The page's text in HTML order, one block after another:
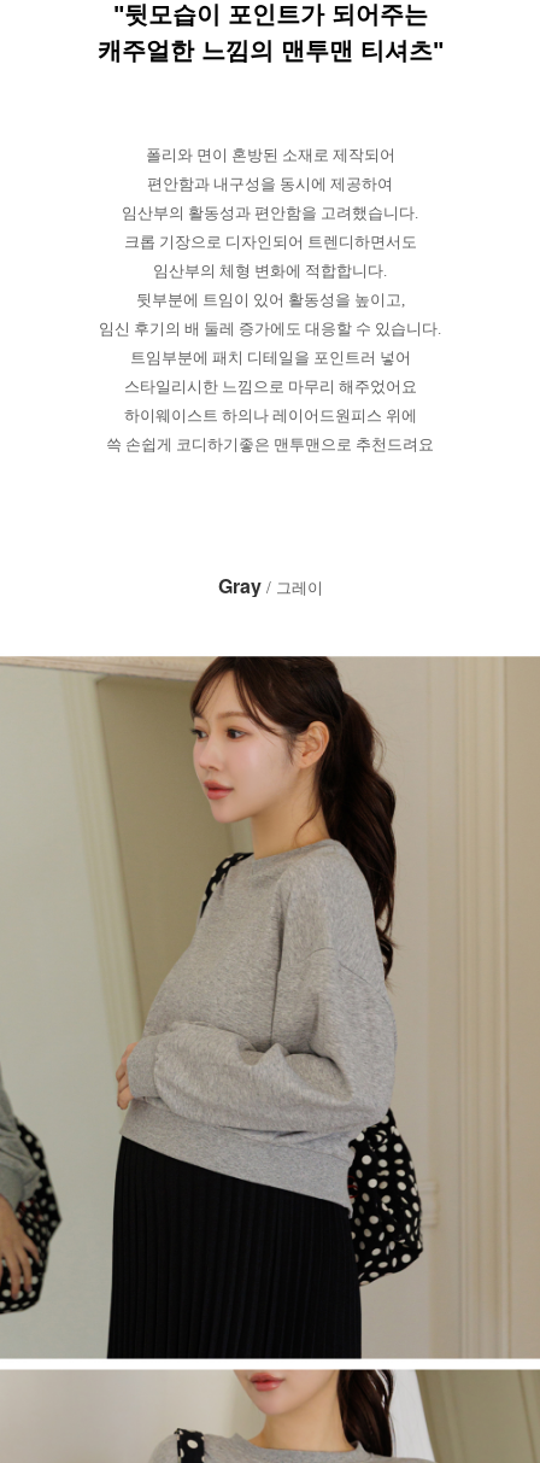
"뒷모습이 포인트가 되어주는
캐주얼한 느낌의 맨투맨 티셔츠"
폴리와 면이 혼방된 소재로 제작되어
편안함과 내구성을 동시에 제공하여
임산부의 활동성과 편안함을 고려했습니다.
크롭 기장으로 디자인되어 트렌디하면서도
임산부의 체형 변화에 적합합니다.
뒷부분에 트임이 있어 활동성을 높이고,
임신 후기의 배 둘레 증가에도 대응할 수 있습니다.
트임부분에 패치 디테일을 포인트러 넣어
스타일리시한 느낌으로 마무리 해주었어요
하이웨이스트 하의나 레이어드원피스 위에
쓱 손쉽게 코디하기좋은 맨투맨으로 추천드려요
Gray / 그레이